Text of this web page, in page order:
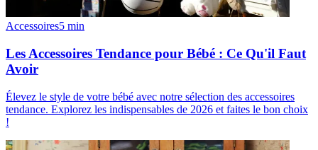
Accessoires5 min
Les Accessoires Tendance pour Bébé : Ce Qu'il Faut
Avoir
Élevez le style de votre bébé avec notre sélection des accessoires
tendance. Explorez les indispensables de 2026 et faites le bon choix
!